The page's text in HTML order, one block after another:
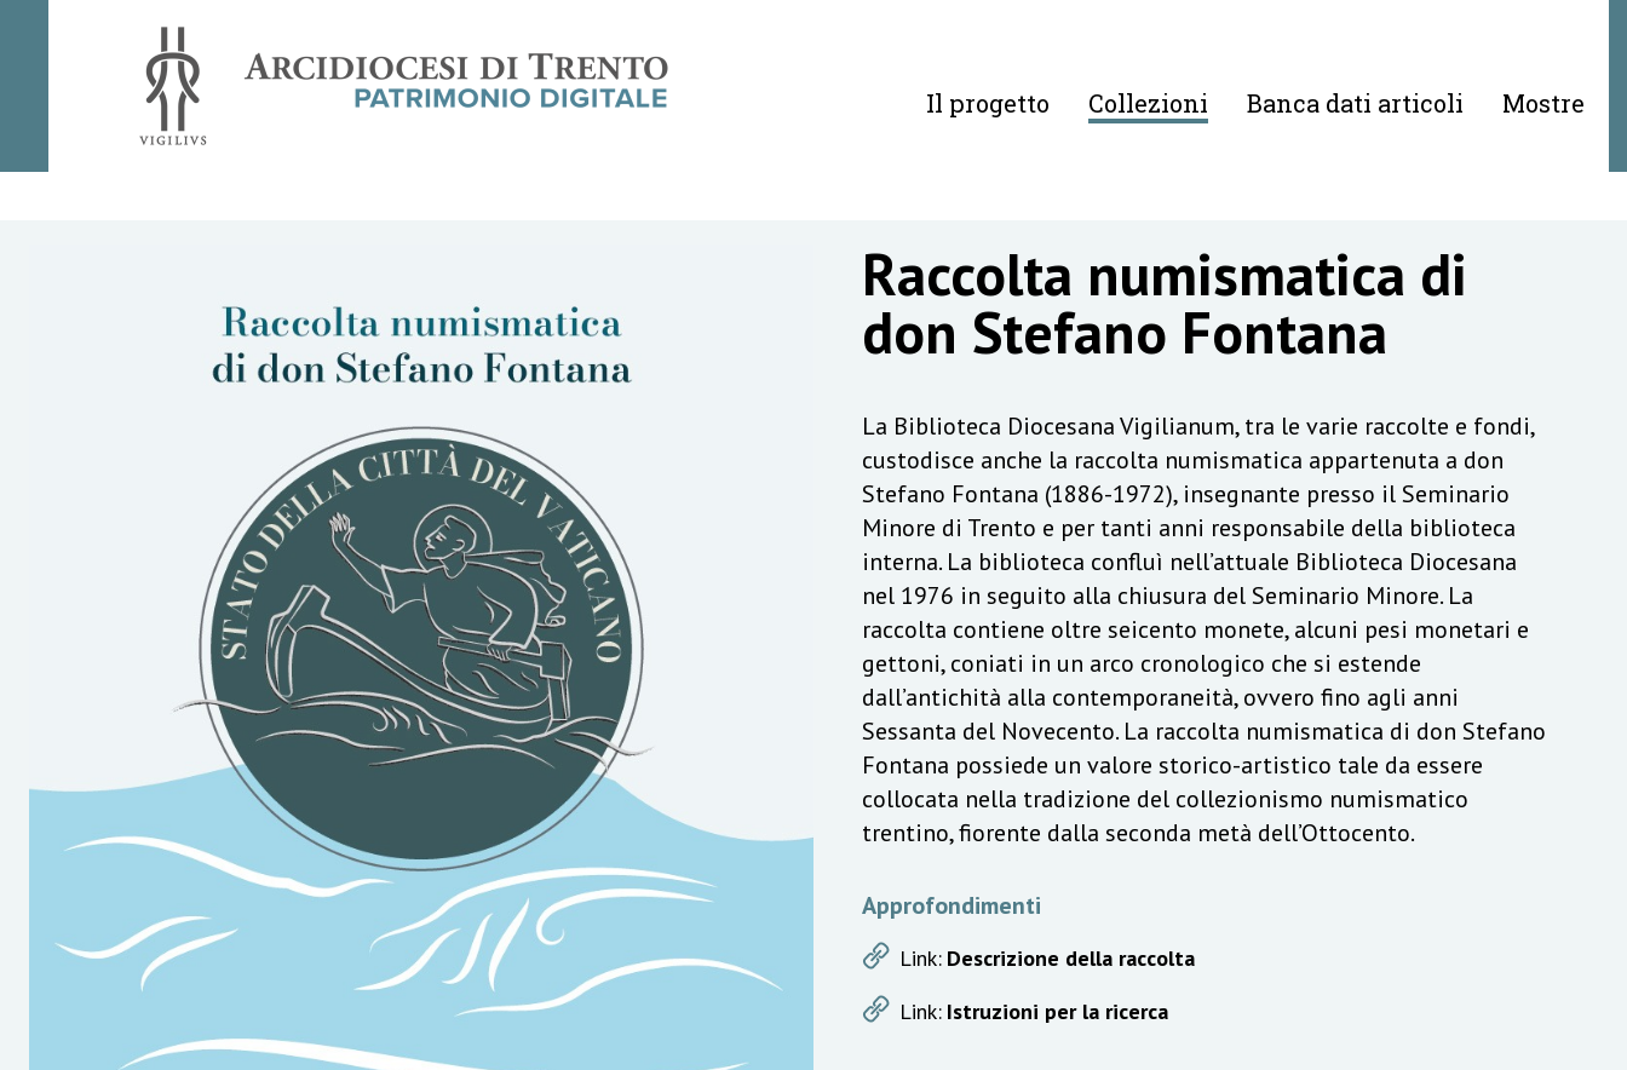
Il progetto Collezioni Banca dati articoli Mostre
Raccolta numismatica di
don Stefano Fontana
La Biblioteca Diocesana Vigilianum, tra le varie raccolte e fondi,
custodisce anche la raccolta numismatica appartenuta a don
Stefano Fontana (1886-1972), insegnante presso il Seminario
Minore di Trento e per tanti anni responsabile della biblioteca
interna. La biblioteca confluì nell’attuale Biblioteca Diocesana
nel 1976 in seguito alla chiusura del Seminario Minore. La
raccolta contiene oltre seicento monete, alcuni pesi monetari e
gettoni, coniati in un arco cronologico che si estende
dall’antichità alla contemporaneità, ovvero fino agli anni
Sessanta del Novecento. La raccolta numismatica di don Stefano
Fontana possiede un valore storico-artistico tale da essere
collocata nella tradizione del collezionismo numismatico
trentino, fiorente dalla seconda metà dell’Ottocento.
Approfondimenti
Link: Descrizione della raccolta
Link: Istruzioni per la ricerca